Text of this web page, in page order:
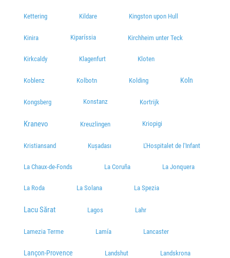
Kettering Kildare Kingston upon Hull
Kinira Kiparíssia Kirchheim unter Teck
Kirkcaldy Klagenfurt Kloten
Koblenz Kolbotn Kolding Koln
Kongsberg Konstanz Kortrijk
Kranevo Kreuzlingen Kriopigi
Kristiansand Kușadası L'Hospitalet de l'Infant
La Chaux-de-Fonds La Coruña La Jonquera
La Roda La Solana La Spezia
Lacu Sărat Lagos Lahr
Lamezia Terme Lamía Lancaster
Lançon-Provence Landshut Landskrona